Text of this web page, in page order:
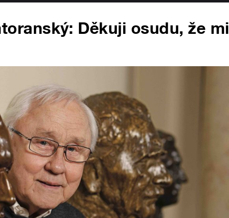
Děkuji osudu, že mi